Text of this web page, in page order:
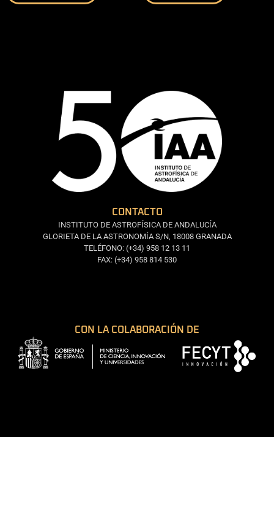
CONTACTO
INSTITUTO DE ASTROFÍSICA DE ANDALUCÍA
GLORIETA DE LA ASTRONOMÍA S/N, 18008 GRANADA
TELÉFONO: (+34) 958 12 13 11
FAX: (+34) 958 814 530
CON LA COLABORACIÓN DE